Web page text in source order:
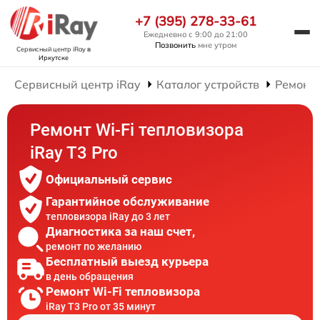
Сервисный центр iRayв
Иркутске
+7 (395) 278-33-61
Ежедневно с 9:00 до 21:00
Позвонить мне утром
Сервисный центр iRay Каталог устройств Ремонт
Ремонт Wi-Fi тепловизора
iRay T3 Pro
Официальный сервис
Гарантийное обслуживание
тепловизора iRay до 3 лет
Диагностика за наш счет,
ремонт по желанию
Бесплатный выезд курьера
в день обращения
Ремонт Wi-Fi тепловизора
iRay T3 Pro от 35 минут